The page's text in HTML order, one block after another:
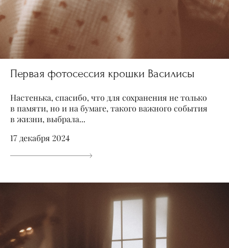
Первая фотосессия крошки Василисы
Настенька, спасибо, что для сохранения не только
в памяти, но и на бумаге, такого важного события
в жизни, выбрала...
17 декабря 2024